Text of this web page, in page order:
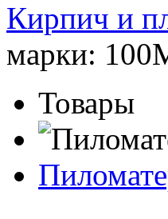
Кирпич и
марки:
Товары